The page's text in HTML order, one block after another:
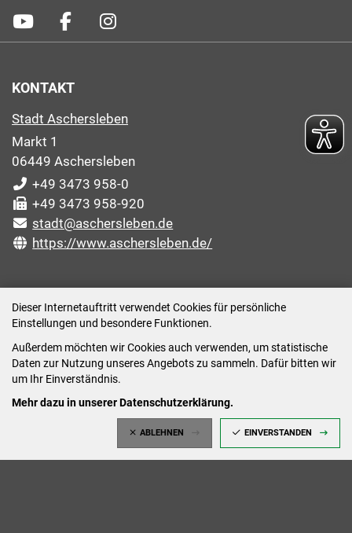
Dieser Internetauftritt verwendet Cookies für persönliche
Einstellungen und besondere Funktionen.
Außerdem möchten wir Cookies auch verwenden, um statistische
Daten zur Nutzung unseres Angebots zu sammeln. Dafür bitten wir
um Ihr Einverständnis.
Mehr dazu in unserer Datenschutzerklärung.
ABLEHNEN EINVERSTANDEN
KONTAKT
Stadt Aschersleben
Markt 1
06449 Aschersleben
+49 3473 958-0
+49 3473 958-920
stadt@aschersleben.de
https://www.aschersleben.de/
Montag: 09:00-12:00 /14:00-15:00 Uhr
Dienstag: 09:00-12:00 /14:00-16:00 Uhr
Mittwoch: 09:00 - 12:00 Uhr (nach vorheriger
Donnerstag: 09:00-12:00 /14:00-18:00 Uhr
Freitag: 09:00-12:00 Uhr